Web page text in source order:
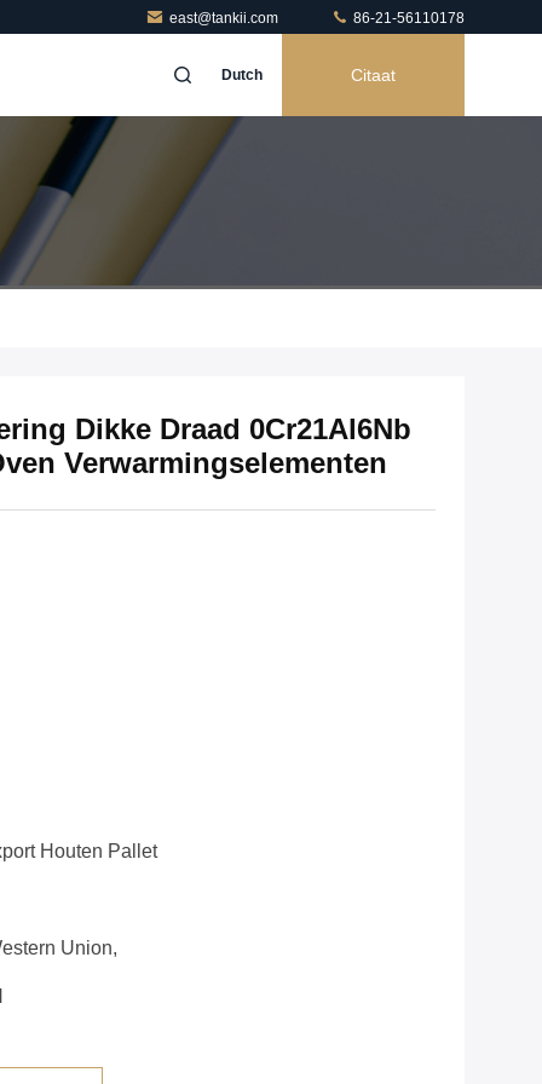
east@tankii.com 86-21-56110178
Dutch Citaat
Dikke Draad 0Cr21Al6Nb
Verwarmingselementen
Houten Pallet
Union,